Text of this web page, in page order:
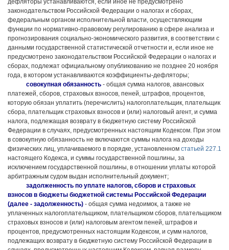
дефляторы устанавливаются, если иное не предусмотрено
законодательством Российской Федерации о налогах и сборах,
федеральным органом исполнительной власти, осуществляющим
функции по нормативно-правовому регулированию в сфере анализа и
прогнозирования социально-экономического развития, в соответствии с
данными государственной статистической отчетности и, если иное не
предусмотрено законодательством Российской Федерации о налогах и
сборах, подлежат официальному опубликованию не позднее 20 ноября
года, в котором устанавливаются коэффициенты-дефляторы;
совокупная обязанность - общая сумма налогов, авансовых
платежей, сборов, страховых взносов, пеней, штрафов, процентов,
которую обязан уплатить (перечислить) налогоплательщик, плательщик
сбора, плательщик страховых взносов и (или) налоговый агент, и сумма
налога, подлежащая возврату в бюджетную систему Российской
Федерации в случаях, предусмотренных настоящим Кодексом. При этом
в совокупную обязанность не включаются суммы налога на доходы
физических лиц, уплачиваемого в порядке, установленном статьей 227.1
настоящего Кодекса, и суммы государственной пошлины, за
исключением государственной пошлины, в отношении уплаты которой
арбитражным судом выдан исполнительный документ;
задолженность по уплате налогов, сборов и страховых
взносов в бюджеты бюджетной системы Российской Федерации
(далее - задолженность) - общая сумма недоимок, а также не
уплаченных налогоплательщиком, плательщиком сборов, плательщиком
страховых взносов и (или) налоговым агентом пеней, штрафов и
процентов, предусмотренных настоящим Кодексом, и сумм налогов,
подлежащих возврату в бюджетную систему Российской Федерации в